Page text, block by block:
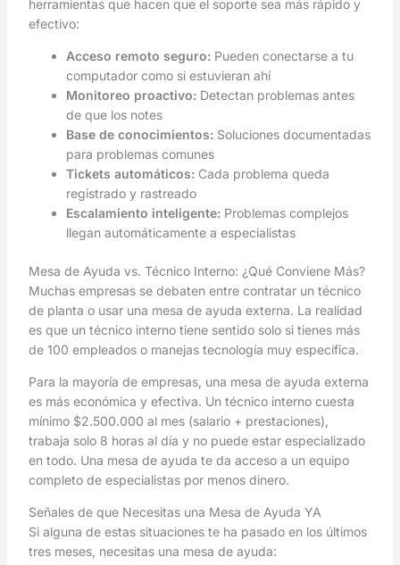
herramientas que hacen que el soporte sea más rápido y
efectivo:
Acceso remoto seguro: Pueden conectarse a tu
computador como si estuvieran ahí
Monitoreo proactivo: Detectan problemas antes
de que los notes
Base de conocimientos: Soluciones documentadas
para problemas comunes
Tickets automáticos: Cada problema queda
registrado y rastreado
Escalamiento inteligente: Problemas complejos
llegan automáticamente a especialistas
Mesa de Ayuda vs. Técnico Interno: ¿Qué Conviene Más?
Muchas empresas se debaten entre contratar un técnico
de planta o usar una mesa de ayuda externa. La realidad
es que un técnico interno tiene sentido solo si tienes más
de 100 empleados o manejas tecnología muy específica.
Para la mayoría de empresas, una mesa de ayuda externa
es más económica y efectiva. Un técnico interno cuesta
mínimo $2.500.000 al mes (salario + prestaciones),
trabaja solo 8 horas al día y no puede estar especializado
en todo. Una mesa de ayuda te da acceso a un equipo
completo de especialistas por menos dinero.
Señales de que Necesitas una Mesa de Ayuda YA
Si alguna de estas situaciones te ha pasado en los últimos
tres meses, necesitas una mesa de ayuda: